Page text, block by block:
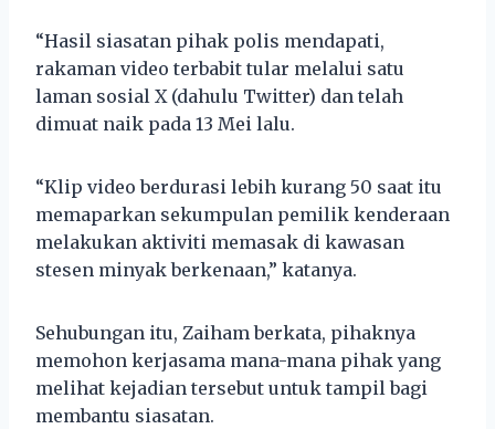
“Hasil siasatan pihak polis mendapati,
rakaman video terbabit tular melalui satu
laman sosial X (dahulu Twitter) dan telah
dimuat naik pada 13 Mei lalu.
“Klip video berdurasi lebih kurang 50 saat itu
memaparkan sekumpulan pemilik kenderaan
melakukan aktiviti memasak di kawasan
stesen minyak berkenaan,” katanya.
Sehubungan itu, Zaiham berkata, pihaknya
memohon kerjasama mana-mana pihak yang
melihat kejadian tersebut untuk tampil bagi
membantu siasatan.